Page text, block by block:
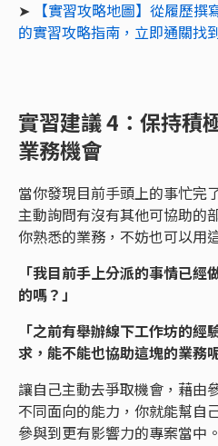
➤
【實習攻略地圖】從履歷
的實習攻略指南，立即通關找
實習建議 4：保持積
業務機會
當你發現目前手頭上的事忙完
主動詢問有沒有其他可協助的
你熟悉的業務，不妨也可以用
「我目前手上分派的事情已
的嗎？」
「之前有舉辦線下工作坊的
求，能不能也協助這塊的業務呢
讓自己主動去爭取機會，藉由
不同面向的能力，你就能幫自
參與到更有影響力的專案當中。